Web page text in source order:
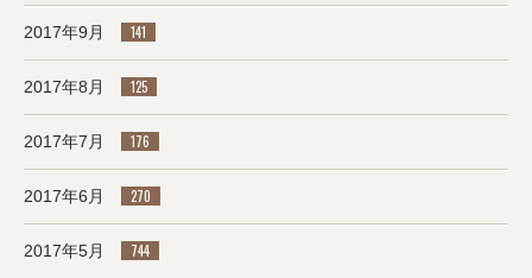
2017年9月 141
2017年8月 125
2017年7月 176
2017年6月 270
2017年5月 744